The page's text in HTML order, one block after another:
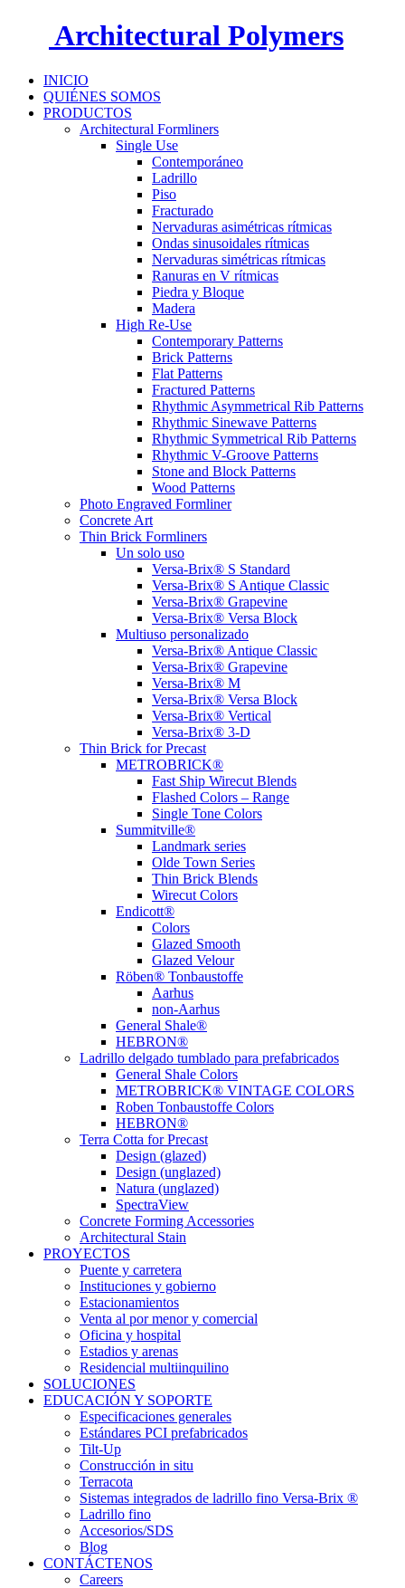
Architectural Polymers
INICIO
QUIÉNES SOMOS
PRODUCTOS
Architectural Formliners
Single Use
Contemporáneo
Ladrillo
Piso
Fracturado
Nervaduras asimétricas rítmicas
Ondas sinusoidales rítmicas
Nervaduras simétricas rítmicas
Ranuras en V rítmicas
Piedra y Bloque
Madera
High Re-Use
Contemporary Patterns
Brick Patterns
Flat Patterns
Fractured Patterns
Rhythmic Asymmetrical Rib Patterns
Rhythmic Sinewave Patterns
Rhythmic Symmetrical Rib Patterns
Rhythmic V-Groove Patterns
Stone and Block Patterns
Wood Patterns
Photo Engraved Formliner
Concrete Art
Thin Brick Formliners
Un solo uso
Versa-Brix® S Standard
Versa-Brix® S Antique Classic
Versa-Brix® Grapevine
Versa-Brix® Versa Block
Multiuso personalizado
Versa-Brix® Antique Classic
Versa-Brix® Grapevine
Versa-Brix® M
Versa-Brix® Versa Block
Versa-Brix® Vertical
Versa-Brix® 3-D
Thin Brick for Precast
METROBRICK®
Fast Ship Wirecut Blends
Flashed Colors – Range
Single Tone Colors
Summitville®
Landmark series
Olde Town Series
Thin Brick Blends
Wirecut Colors
Endicott®
Colors
Glazed Smooth
Glazed Velour
Röben® Tonbaustoffe
Aarhus
non-Aarhus
General Shale®
HEBRON®
Ladrillo delgado tumblado para prefabricados
General Shale Colors
METROBRICK® VINTAGE COLORS
Roben Tonbaustoffe Colors
HEBRON®
Terra Cotta for Precast
Design (glazed)
Design (unglazed)
Natura (unglazed)
SpectraView
Concrete Forming Accessories
Architectural Stain
PROYECTOS
Puente y carretera
Instituciones y gobierno
Estacionamientos
Venta al por menor y comercial
Oficina y hospital
Estadios y arenas
Residencial multiinquilino
SOLUCIONES
EDUCACIÓN Y SOPORTE
Especificaciones generales
Estándares PCI prefabricados
Tilt-Up
Construcción in situ
Terracota
Sistemas integrados de ladrillo fino Versa-Brix ®
Ladrillo fino
Accesorios/SDS
Blog
CONTÁCTENOS
Careers